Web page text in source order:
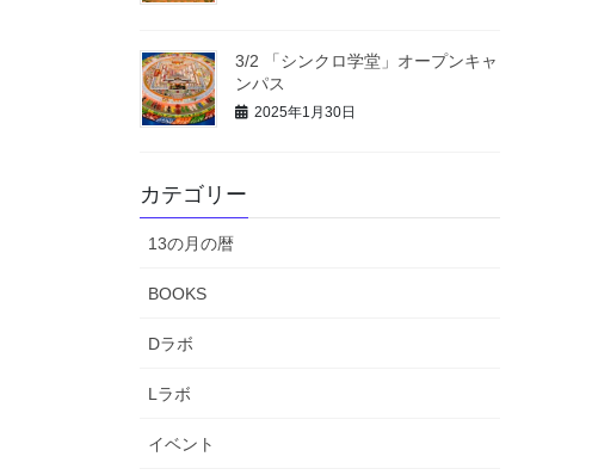
3/2 「シンクロ学堂」オープンキャ
ンパス
2025年1月30日
カテゴリー
13の月の暦
BOOKS
Dラボ
Lラボ
イベント